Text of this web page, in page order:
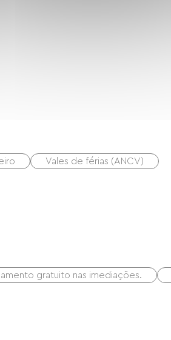
Vales de férias (ANCV)
gratuito nas imediações.